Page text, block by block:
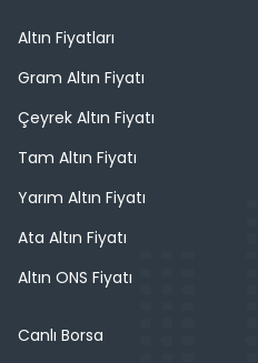
Altın Fiyatları
Gram Altın Fiyatı
Çeyrek Altın Fiyatı
Tam Altın Fiyatı
Yarım Altın Fiyatı
Ata Altın Fiyatı
Altın ONS Fiyatı
Canlı Borsa